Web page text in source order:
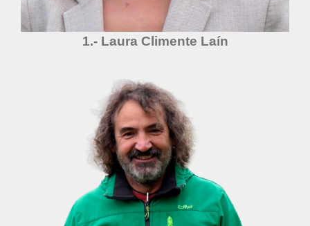
1.- Laura Climente Laín